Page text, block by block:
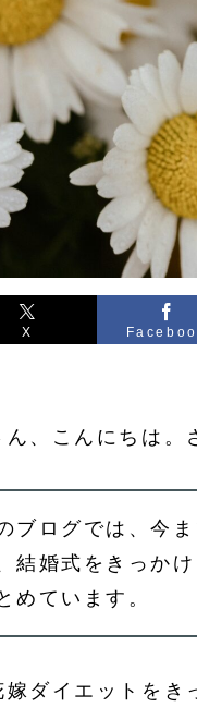
X
ん、こんにちは。
ブログでは、今
結婚式をきっか
めています。
嫁ダイエットをき